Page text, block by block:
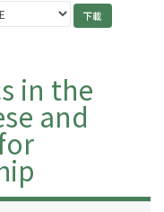
in the
and